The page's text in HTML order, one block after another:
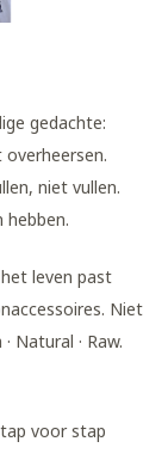
gedachte:
niet vullen.
leven past
Niet
Natural · Raw.
voor stap